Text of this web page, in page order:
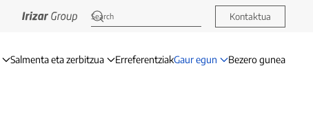
Kontaktua
Salmenta eta zerbitzua ErreferentziakGaur egun Bezero gunea